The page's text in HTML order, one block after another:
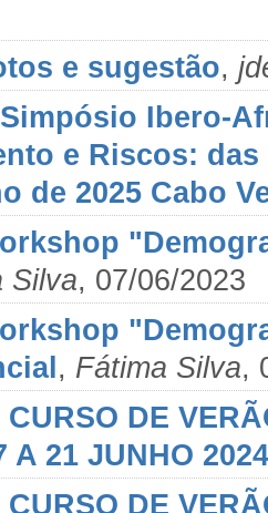
e sugestão,
Ibero-
e Riscos:
de 2025 Cabo
Silva, 07/06/2023
, Fátima Silva,
DE
A 21 JUNHO 2024
DE